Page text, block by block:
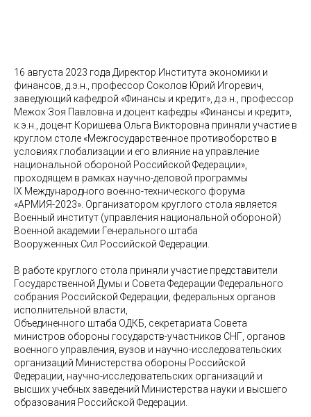
16 августа 2023 года Директор Института экономики и
финансов, д.э.н., профессор Соколов Юрий Игоревич,
заведующий кафедрой «Финансы и кредит», д.э.н., профессор
Межох Зоя Павловна и доцент кафедры «Финансы и кредит»,
к.э.н., доцент Коришева Ольга Викторовна приняли участие в
круглом столе «Межгосударственное противоборство в
условиях глобализации и его влияние на управление
национальной обороной Российской Федерации»,
проходящем в рамках научно-деловой программы
IX Международного военно-технического форума
«АРМИЯ-2023». Организатором круглого стола является
Военный институт (управления национальной обороной)
Военной академии Генерального штаба
Вооруженных Сил Российской Федерации.
В работе круглого стола приняли участие представители
Государственной Думы и Совета Федерации Федерального
собрания Российской Федерации, федеральных органов
исполнительной власти,
Объединенного штаба ОДКБ, секретариата Совета
министров обороны государств-участников СНГ, органов
военного управления, вузов и научно-исследовательских
организаций Министерства обороны Российской
Федерации, научно-исследовательских организаций и
высших учебных заведений Министерства науки и высшего
образования Российской Федерации.